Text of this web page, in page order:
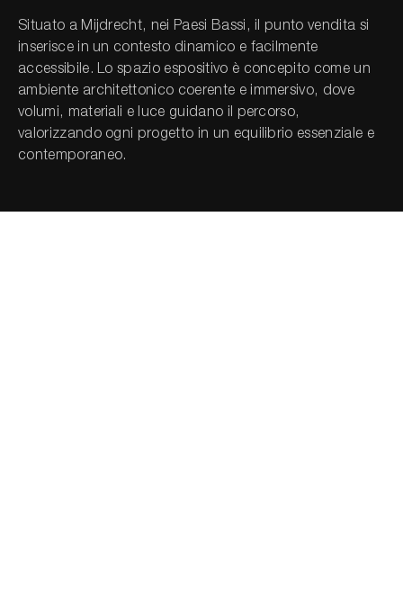
Cerca nel sito...
Situato a Mijdrecht, nei Paesi Bassi, il punto vendita si
inserisce in un contesto dinamico e facilmente
accessibile. Lo spazio espositivo è concepito come un
ambiente architettonico coerente e immersivo, dove
volumi, materiali e luce guidano il percorso,
valorizzando ogni progetto in un equilibrio essenziale e
contemporaneo.